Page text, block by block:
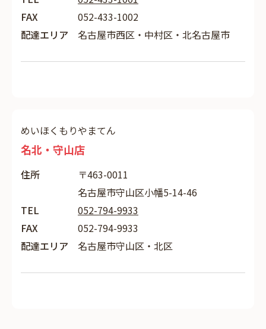
FAX
052-433-1002
配達エリア
名古屋市西区・中村区・北名古屋市
めいほくもりやまてん
名北・守山店
住所
〒463-0011
名古屋市守山区小幡5-14-46
TEL
052-794-9933
FAX
052-794-9933
配達エリア
名古屋市守山区・北区